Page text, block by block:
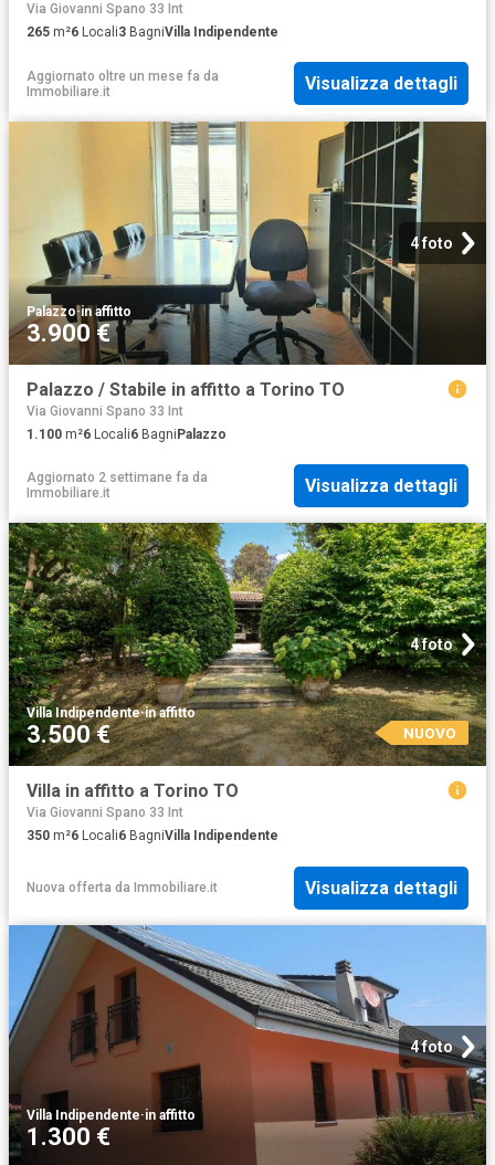
Via Giovanni Spano 33 Int
265 m²6 Locali3 BagniVilla Indipendente
Aggiornato oltre un mese fa da
Immobiliare.it
Visualizza dettagli
4 foto
Palazzo·in affitto
3.900 €
Palazzo / Stabile in affitto a Torino TO
Via Giovanni Spano 33 Int
1.100 m²6 Locali6 BagniPalazzo
Aggiornato 2 settimane fa da
Immobiliare.it
Visualizza dettagli
4 foto
Villa Indipendente·in affitto
3.500 € NUOVO
Villa in affitto a Torino TO
Via Giovanni Spano 33 Int
350 m²6 Locali6 BagniVilla Indipendente
Nuova offerta da Immobiliare.it Visualizza dettagli
4 foto
Villa Indipendente·in affitto
1.300 €